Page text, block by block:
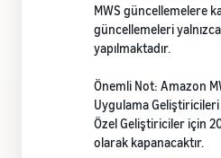
MWS güncellemelere
güncellemeleri
yapılmaktadır.
Önemli Not: Amazon
Uygulama Geliştiricileri
Özel Geliştiriciler için
olarak kapanacaktır.